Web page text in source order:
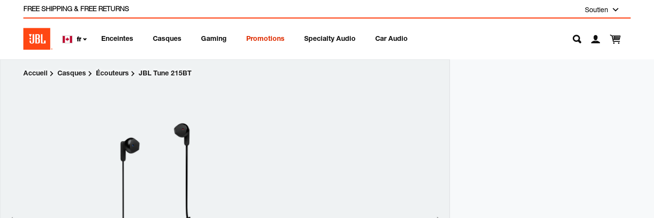
FREE SHIPPING & FREE RETURNS Soutien
fr Enceintes Casques Gaming Promotions Specialty Audio Car Audio
Accueil Casques Écouteurs JBL Tune 215BT